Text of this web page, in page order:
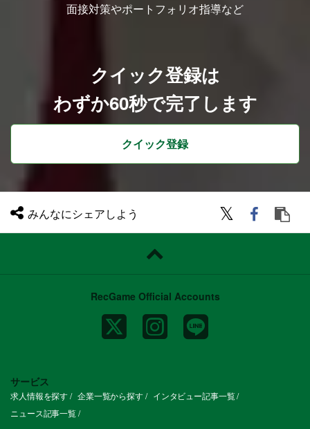
面接対策やポートフォリオ指導など
クイック登録は
わずか60秒で完了します
クイック登録
みんなにシェアしよう
RecGame Official Accounts
サービス
求人情報を探す 企業一覧から探す
インタビュー記事一覧
ニュース記事一覧